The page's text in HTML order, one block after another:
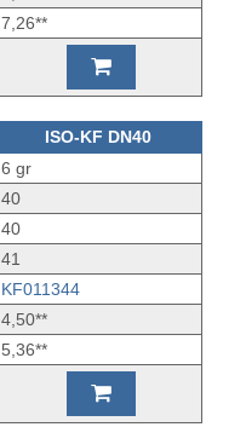
7,26**
ISO-KF DN40
6 gr
40
40
41
KF011344
4,50**
5,36**